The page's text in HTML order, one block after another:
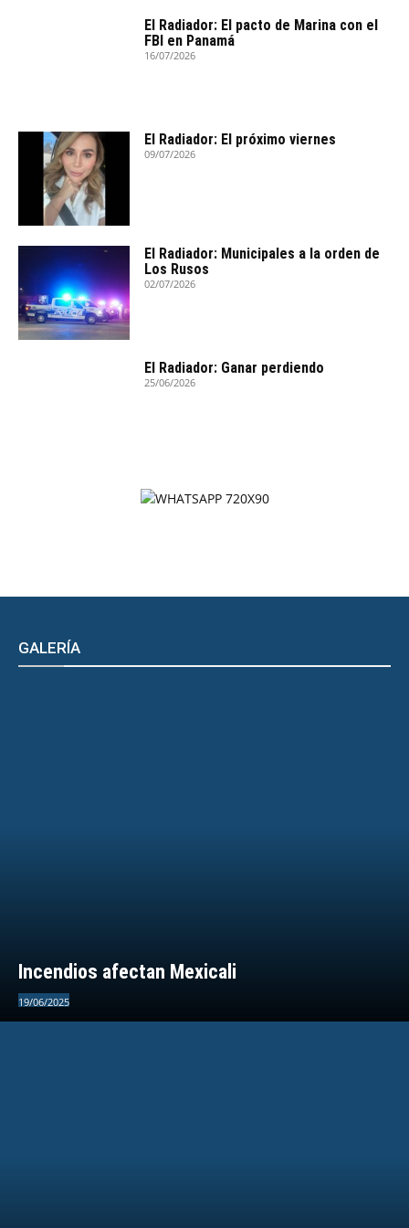
El Radiador: El pacto de Marina con el
FBI en Panamá
16/07/2026
El Radiador: El próximo viernes
09/07/2026
El Radiador: Municipales a la orden de
Los Rusos
02/07/2026
El Radiador: Ganar perdiendo
25/06/2026
GALERÍA
Incendios afectan Mexicali
19/06/2025